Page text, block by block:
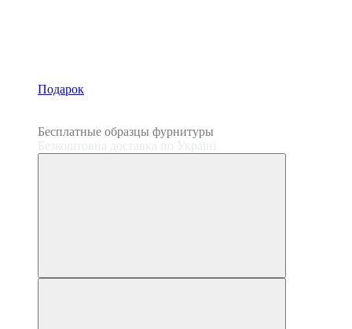
Подарок
Бесплатные образцы фурнитуры